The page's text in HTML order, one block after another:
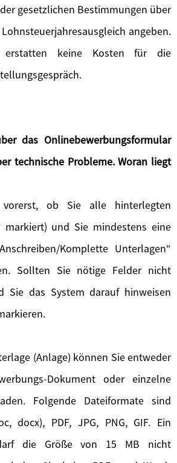
gesetzlichen Bestimmungen über
angeben.
erstatten keine Kosten für die
das Onlinebewerbungsformular
technische Probleme. Woran liegt
ob Sie alle hinterlegten
und Sie mindestens eine
Komplette Unterlagen“
Sollten Sie nötige Felder nicht
Sie das System darauf hinweisen
(Anlage) können Sie entweder
Dokument oder einzelne
Folgende Dateiformate sind
docx), PDF, JPG, PNG, GIF. Ein
die Größe von 15 MB nicht